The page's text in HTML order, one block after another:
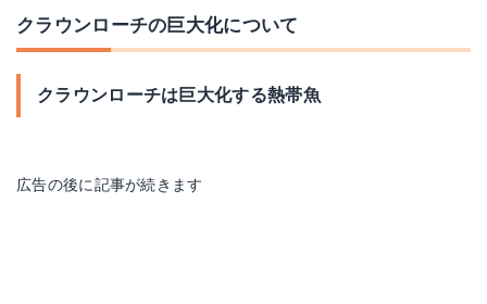
クラウンローチの巨大化について
クラウンローチは巨大化する熱帯魚
広告の後に記事が続きます